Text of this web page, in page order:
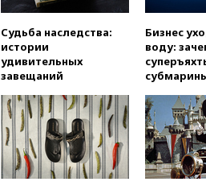
Судьба наследства:
истории
удивительных
завещаний
Бизнес
воду: